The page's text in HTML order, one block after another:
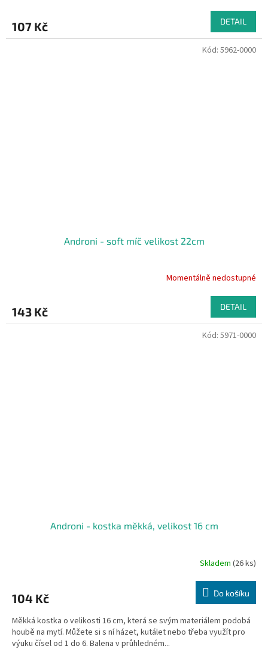
107 Kč DETAIL
Androni - soft míč velikost 22cm
Momentálně nedostupné
143 Kč DETAIL
Kód: 5962-0000
Androni - kostka měkká, velikost 16 cm
Skladem (26 ks)
104 Kč Do košíku
Měkká kostka o velikosti 16 cm, která se svým materiálem podobá
houbě na mytí. Můžete si s ní házet, kutálet nebo třeba využít pro
výuku čísel od 1 do 6. Balena v průhledném...
Kód: 5971-0000